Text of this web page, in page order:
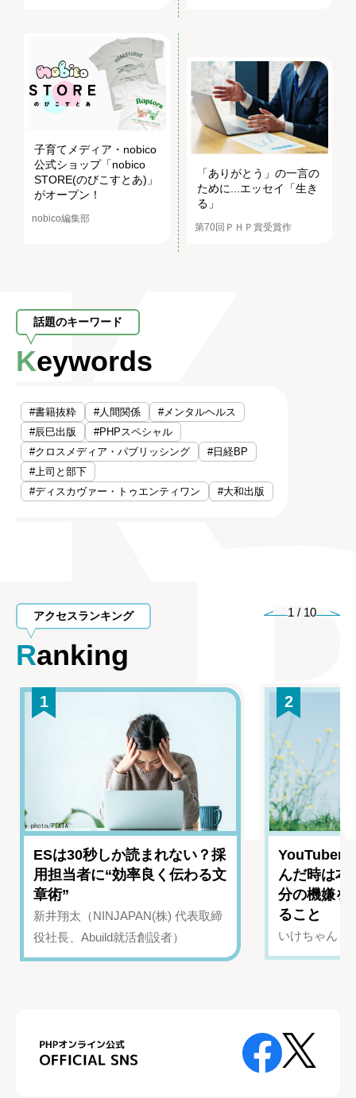
子育てメディア・nobico
公式ショップ「nobico
STORE(のびこすとあ)」
がオープン！
nobico編集部
「ありがとう」の一言の
ために...エッセイ「生き
る」
第70回ＰＨＰ賞受賞作
話題のキーワード
Keywords
#書籍抜粋 #人間関係
#メンタルヘルス
#辰巳出版
#PHPスペシャル
#クロスメディア・パブリッシング
#日経BP
#上司と部下
#ディスカヴァー・トゥエンティワン
#大和出版
アクセスランキング
Ranking
1 / 10
1
ESは30秒しか読まれない？採
用担当者に“効率良く伝わる文
章術”
新井翔太（NINJAPAN(株) 代表取締
役社長、Abuild就活創設者）
2
YouTuber
んだ時は
分の機嫌を
ること
いけちゃん（